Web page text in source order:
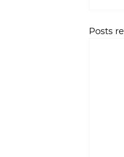
Posts